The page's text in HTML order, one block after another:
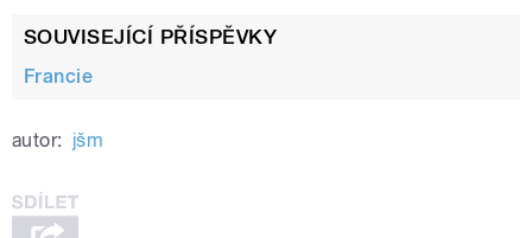
SOUVISEJÍCÍ PŘÍSPĚVKY
Francie
autor: jšm